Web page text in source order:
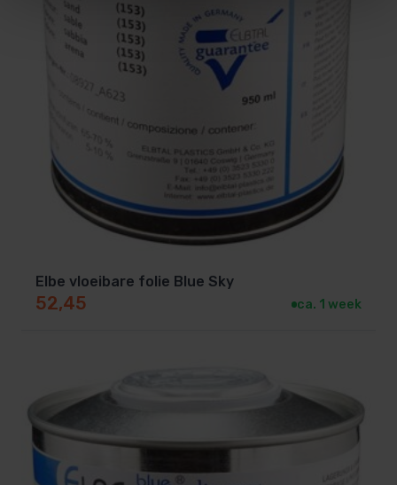
Elbe vloeibare folie Blue Sky
52,45 ca. 1 week